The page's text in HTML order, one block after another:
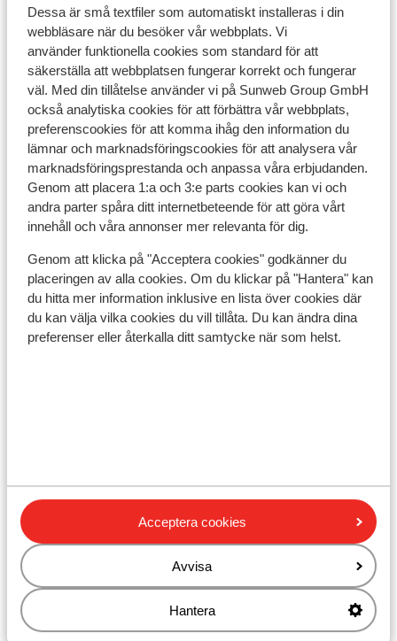
Dessa är små textfiler som automatiskt installeras i din
webbläsare när du besöker vår webbplats. Vi
använder funktionella cookies som standard för att
säkerställa att webbplatsen fungerar korrekt och fungerar
väl. Med din tillåtelse använder vi på Sunweb Group GmbH
också analytiska cookies för att förbättra vår webbplats,
preferenscookies för att komma ihåg den information du
lämnar och marknadsföringscookies för att analysera vår
marknadsföringsprestanda och anpassa våra erbjudanden.
Genom att placera 1:a och 3:e parts cookies kan vi och
andra parter spåra ditt internetbeteende för att göra vårt
innehåll och våra annonser mer relevanta för dig.
Genom att klicka på "Acceptera cookies" godkänner du
placeringen av alla cookies. Om du klickar på "Hantera" kan
du hitta mer information inklusive en lista över cookies där
du kan välja vilka cookies du vill tillåta. Du kan ändra dina
preferenser eller återkalla ditt samtycke när som helst.
Acceptera cookies
Avvisa
Hantera
Mittersill Kirchberg/Kitzbühel
Österrike
All Inclusive
Wellnessavdelning med pool
Lugnt beläget i centrala Hollersbach
Sön 14 Mars - Sön 21 Mars
All inclusive 2person
pris per person från
11 808:-
Visa
Populära skidorter